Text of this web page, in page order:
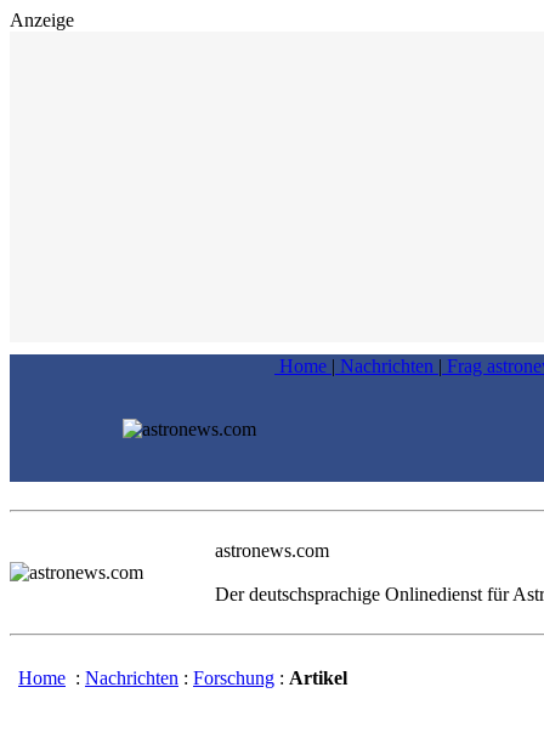
Anzeige
Home | Nachrichten | Frag
astronews.com
Der deutschsprachige Onlinedienst für
Home : Nachrichten : Forschung : Artikel